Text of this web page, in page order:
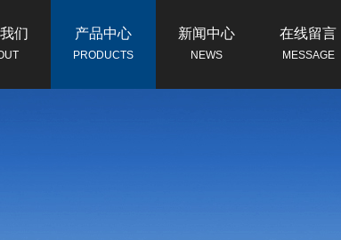
们 产品中心
PRODUCTS
新闻中心
NEWS
在线留言
MESSAGE